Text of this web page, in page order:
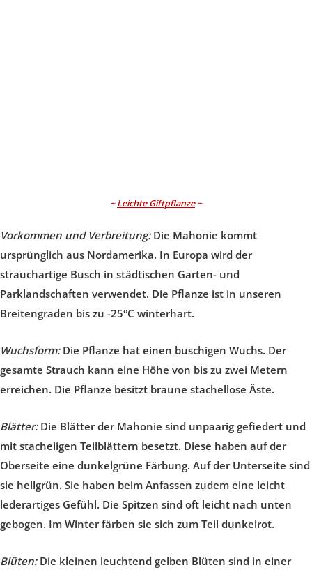
~Leichte Giftpflanze~
Vorkommen und Verbreitung:Die Mahonie kommt
ursprünglich aus Nordamerika. In Europa wird der
strauchartige Busch in städtischen Garten- und
Parklandschaften verwendet. Die Pflanze ist in unseren
Breitengraden bis zu -25°C winterhart.
Wuchsform:Die Pflanze hat einen buschigen Wuchs. Der
gesamte Strauch kann eine Höhe von bis zu zwei Metern
erreichen. Die Pflanze besitzt braune stachellose Äste.
Blätter:Die Blätter der Mahonie sind unpaarig gefiedert und
mit stacheligen Teilblättern besetzt. Diese haben auf der
Oberseite eine dunkelgrüne Färbung. Auf der Unterseite sind
sie hellgrün. Sie haben beim Anfassen zudem eine leicht
lederartiges Gefühl. Die Spitzen sind oft leicht nach unten
gebogen. Im Winter färben sie sich zum Teil dunkelrot.
Blüten:Die kleinen leuchtend gelben Blüten sind in einer